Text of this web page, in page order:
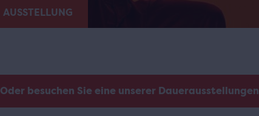
AUSSTELLUNG
Oder besuchen Sie eine unserer Dauerausstellungen